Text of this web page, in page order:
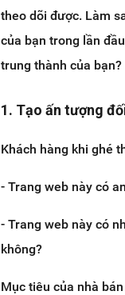
theo dõi được. Làm
của bạn trong lần
trung thành của
1. Tạo ấn tượng
Khách hàng khi ghé
- Trang web này có
- Trang web này có
không?
Mục tiêu của nhà